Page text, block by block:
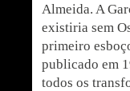
Almeida. A
existiria sem
primeiro
publicado em
todos os